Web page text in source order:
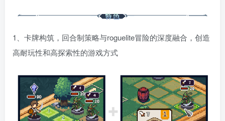
1、卡牌构筑，回合制策略与roguelite冒险的深度融合，创造
高耐玩性和高探索性的游戏方式